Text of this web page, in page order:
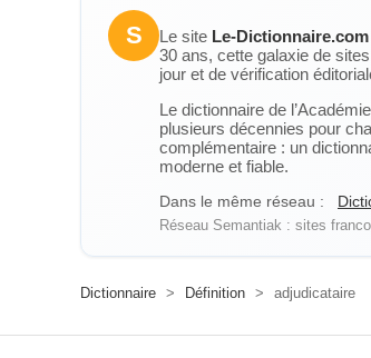
S Le site Le-Dictionnaire.com
30 ans, cette galaxie de
jour et de vérification
Le dictionnaire de
plusieurs décennies pour
complémentaire : un
moderne et fiable.
Dans le même réseau :
Réseau Semantiak : sites
Dictionnaire > Définition > adjudicataire